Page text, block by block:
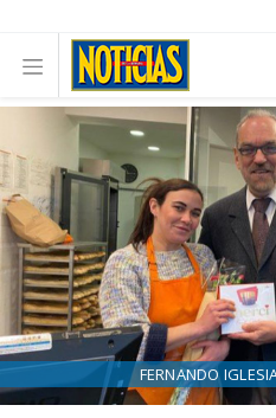
FERNANDO